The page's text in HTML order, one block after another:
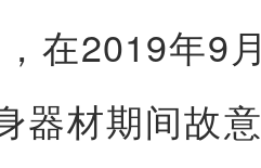
在2019年9
器材期间故